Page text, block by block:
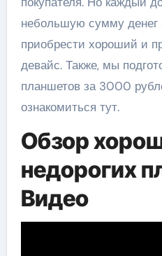
небольшую сумму денег
приобрести хороший и
девайс. Также, мы
планшетов за 3000
ознакомиться тут.
Обзор
недорогих
Видео